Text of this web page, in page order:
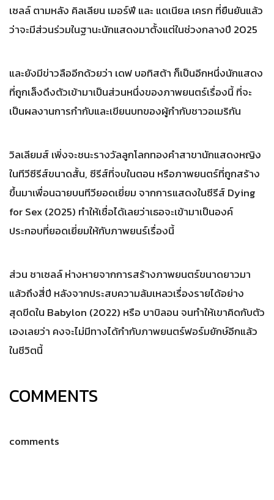
เซลล์ ตามหลัง คิลเลียน เมอร์ฟี และ แดเนียล เครก ที่ยืนยันแล้ว
ว่าจะมีส่วนร่วมในฐานะนักแสดงมาตั้งแต่ในช่วงกลางปี 2025
และยังมีข่าวลืออีกด้วยว่า เดฟ บอทิสต้า ก็เป็นอีกหนึ่งนักแสดง
ที่ถูกเล็งดึงตัวเข้ามาเป็นส่วนหนึ่งของภาพยนตร์เรื่องนี้ ที่จะ
เป็นผลงานการกำกับและเขียนบทของผู้กำกับชาวอเมริกัน
วิลเลียมส์ เพิ่งจะชนะรางวัลลูกโลกทองคำสาขานักแสดงหญิง
ในทีวีซีรีส์ขนาดสั้น, ซีรีส์ที่จบในตอน หรือภาพยนตร์ที่ถูกสร้าง
ขึ้นมาเพื่อนฉายบนทีวียอดเยี่ยม จากการแสดงในซีรีส์ Dying
for Sex (2025) ทำให้เชื่อได้เลยว่าเธอจะเข้ามาเป็นองค์
ประกอบที่ยอดเยี่ยมให้กับภาพยนร์เรื่องนี้
ส่วน ชาเซลล์ ห่างหายจากการสร้างภาพยนตร์ขนาดยาวมา
แล้วถึงสี่ปี หลังจากประสบความล้มเหลวเรื่องรายได้อย่าง
สุดขีดใน Babylon (2022) หรือ บาบิลอน จนทำให้เขาคิดกับตัว
เองเลยว่า คงจะไม่มีทางได้กำกับภาพยนตร์ฟอร์มยักษ์อีกแล้ว
ในชีวิตนี้
COMMENTS
comments